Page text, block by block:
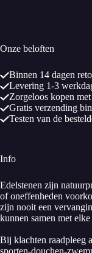
Onze beloften
Binnen 14 dagen
Levering 1-3
Zorgeloos kopen
Gratis verzending
Testen van de
Info
Edelstenen zijn
of oneffenheden
zijn nooit een
kunnen samen met
Bij klachten raadpleeg